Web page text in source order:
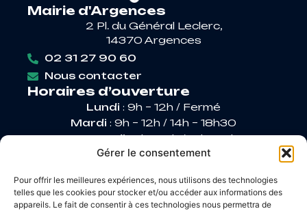
Gérer le consentement
Pour offrir les meilleures expériences, nous utilisons des technologies
telles que les cookies pour stocker et/ou accéder aux informations des
appareils. Le fait de consentir à ces technologies nous permettra de
Mairie d'Argences
2 Pl. du Général Leclerc,
14370 Argences
02 31 27 90 60
Nous contacter
Horaires d’ouverture
Lundi : 9h – 12h / Fermé
Mardi : 9h – 12h / 14h – 18h30
Mercredi: 9h – 12h / 14h – 17h
Jeudi: 9h – 12h / 14h – 17h